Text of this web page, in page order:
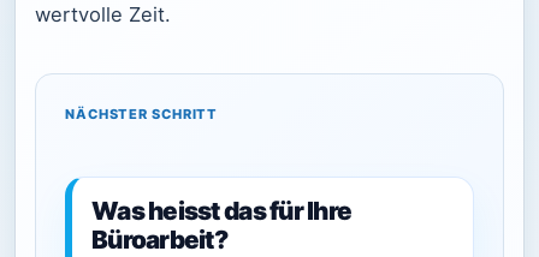
wertvolle Zeit.
NÄCHSTER SCHRITT
Was heisst das für Ihre
Büroarbeit?